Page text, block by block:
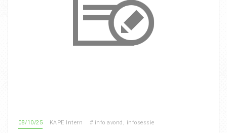
08/10/25 KAPE Intern # info avond , infosessie